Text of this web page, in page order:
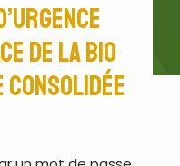
de la bio